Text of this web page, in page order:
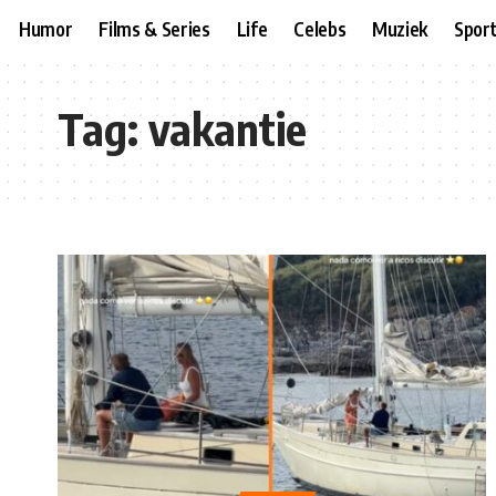
Humor Films & Series Life Celebs Muziek
Tag:vakantie